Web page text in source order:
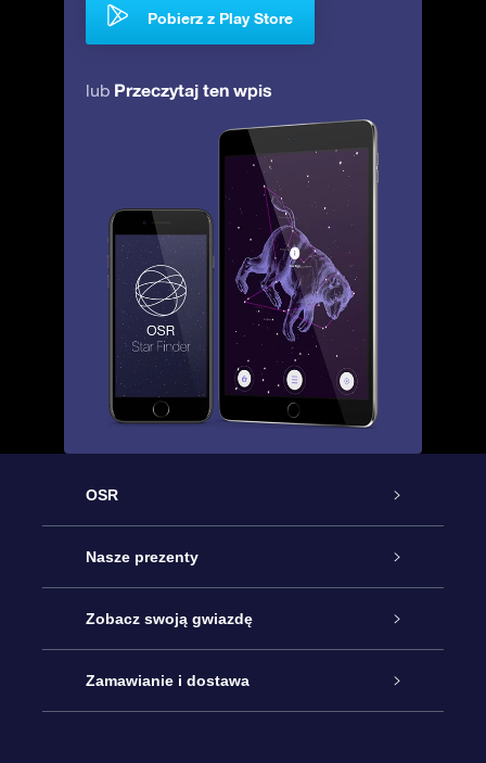
Pobierz z Play Store
lub Przeczytaj ten wpis
OSR
Obsługa
Kontakt
Blog
Nasze prezenty
Podarunek Gwiazda Online
Pakiet Podarunkowy OSR
Zobacz swoją gwiazdę
Rejestr Gwiazd
Zamawianie i dostawa